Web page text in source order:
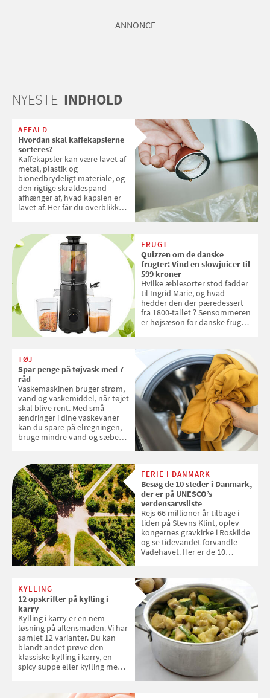
ANNONCE
NYESTE INDHOLD
AFFALD
Hvordan skal kaffekapslerne
sorteres?
Kaffekapsler kan være lavet af
metal, plastik og
bionedbrydeligt materiale, og
den rigtige skraldespand
afhænger af, hvad kapslen er
lavet af. Her får du overblikket
FRUGT
Quizzen om de danske
frugter: Vind en slowjuicer til
599 kroner
Hvilke æblesorter stod fadder
til Ingrid Marie, og hvad
hedder den der pæredessert
fra 1800-tallet ? Sensommeren
er højsæson for danske fruger,
favoritter. Det fejrer Samvirke
med en quiz om alt det danske
frugt, vi elsker. Konkurrencen
slutter fredag d. 18. september
2026
TØJ
Spar penge på tøjvask med 7
råd
Vaskemaskinen bruger strøm,
vand og vaskemiddel, når tøjet
skal blive rent. Med små
ændringer i dine vaskevaner
kan du spare på elregningen,
bruge mindre vand og sæbe
enkle råd til at spare penge på
tøjvasken
FERIE I DANMARK
Besøg de 10 steder i Danmark,
der er på UNESCO’s
verdensarvsliste
Rejs 66 millioner år tilbage i
tiden på Stevns Klint, oplev
kongernes gravkirke i Roskilde
og se tidevandet forvandle
Vadehavet. Her er de 10
KYLLING
12 opskrifter på kylling i
karry
Kylling i karry er en nem
løsning på aftensmaden. Vi har
samlet 12 varianter. Du kan
blandt andet prøve den
klassiske kylling i karry, en
spicy suppe eller kylling med